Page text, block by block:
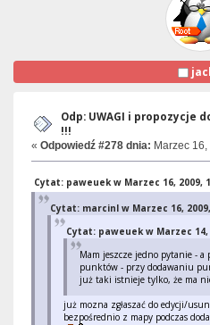
Odp: UWAGI i propozycje
!!!
« Odpowiedź #278 dnia: Marzec
Cytat: paweuek w Marzec 16, 2009,
Cytat: marcinl w Marzec 16,
Cytat: paweuek w Marzec 14,
Mam jeszcze jedno pytanie - a
punktów - przy dodawaniu
już taki istnieje tylko, że ma
już mozna zgłaszać do edycji/
bezpośrednio z mapy podczas